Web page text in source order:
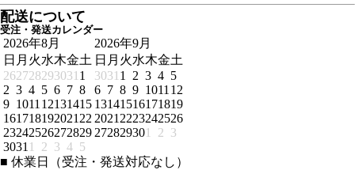
配送について
受注・発送カレンダー
2026年8月
日 月 火水木金土
262728293031 1
2 3 4 5 6 7 8
9 1011 12131415
161718192021 22
23242526272829
3031 1 2 3 4 5
2026年9月
日 月 火水木金土
3031 1 2 3 4 5
6 7 8 9 1011 12
13141516171819
2021 2223242526
272829301 2 3
■ 休業日（受注・発送対応なし）